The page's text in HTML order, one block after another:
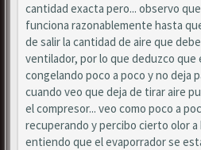
cantidad exacta pero... observo
funciona razonablemente hasta
de salir la cantidad de aire que
ventilador, por lo que deduzco que
congelando poco a poco y no deja
cuando veo que deja de tirar aire
el compresor... veo como poco a
recuperando y percibo cierto olor a
entiendo que el evaporrador se